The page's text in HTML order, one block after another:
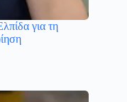
για τη